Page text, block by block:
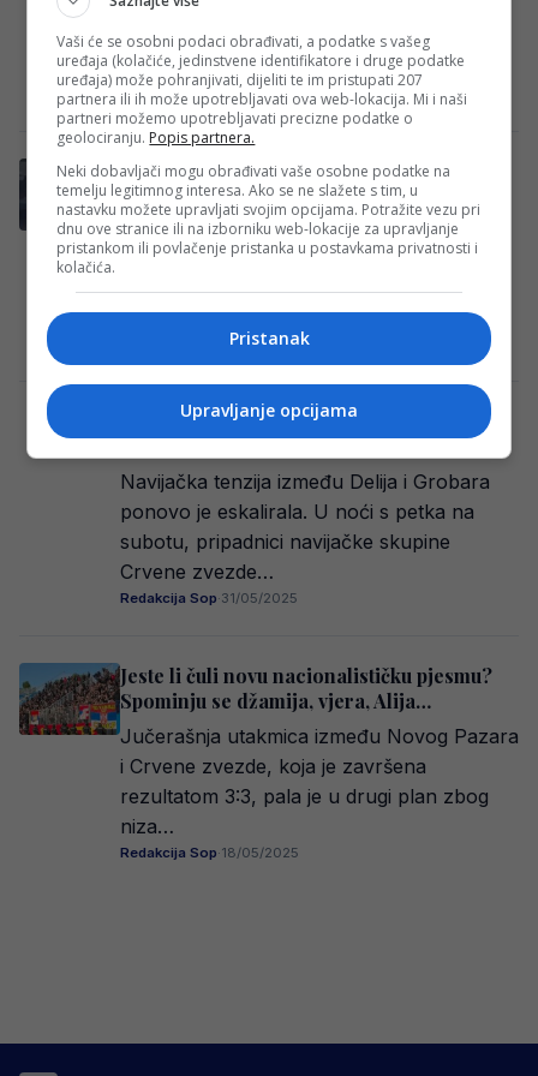
Utakmica četvrtfinala Kupa Srbije između
FK Novi Pazar i FK Crvena zvezda donijela
je mnogo uzbuđenja, ali i scena koje…
Redakcija Sop·05/03/2026
Navijači Crvene zvezde odbijaju napustiti
Novi Pazar, iskaču kroz razbijene prozore
autobusa
Velika tenzija i ozbiljni incidenti obilježili su
četvrtfinalni duel Kupa Srbije između FK
Novi Pazar i FK Crvena zvezda, koji…
05/03/2026
Navijači Crvene zvezde upali na stadion
Partizana. Pogledajte što su napravili
Navijačka tenzija između Delija i Grobara
ponovo je eskalirala. U noći s petka na
subotu, pripadnici navijačke skupine
Crvene zvezde…
Redakcija Sop·31/05/2025
Jeste li čuli novu nacionalističku pjesmu?
Spominju se džamija, vjera, Alija…
Jučerašnja utakmica između Novog Pazara
i Crvene zvezde, koja je završena
rezultatom 3:3, pala je u drugi plan zbog
niza…
Redakcija Sop·18/05/2025
Vaši će se osobni podaci obrađivati, a podatke s vašeg
uređaja (kolačiće, jedinstvene identifikatore i druge podatke
uređaja) može pohranjivati, dijeliti te im pristupati 207
partnera ili ih može upotrebljavati ova web-lokacija. Mi i naši
partneri možemo upotrebljavati precizne podatke o
geolociranju. Popis partnera.
Neki dobavljači mogu obrađivati vaše osobne podatke na
temelju legitimnog interesa. Ako se ne slažete s tim, u
nastavku možete upravljati svojim opcijama. Potražite vezu pri
dnu ove stranice ili na izborniku web-lokacije za upravljanje
pristankom ili povlačenje pristanka u postavkama privatnosti i
kolačića.
Pristanak
Upravljanje opcijama